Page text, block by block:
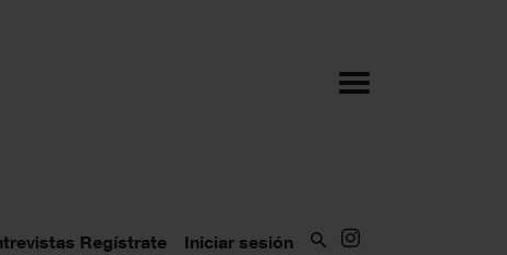
Regístrate Iniciar sesión